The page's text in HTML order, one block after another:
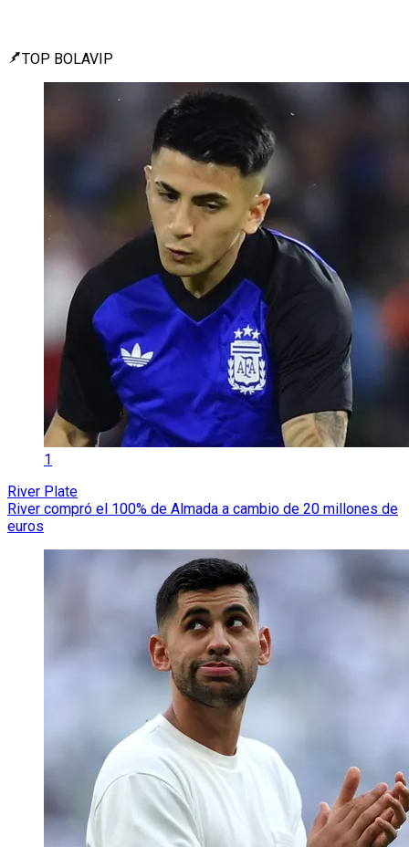
TOP BOLAVIP
1
River Plate
River compró el 100% de Almada a cambio de 20 millones de
euros